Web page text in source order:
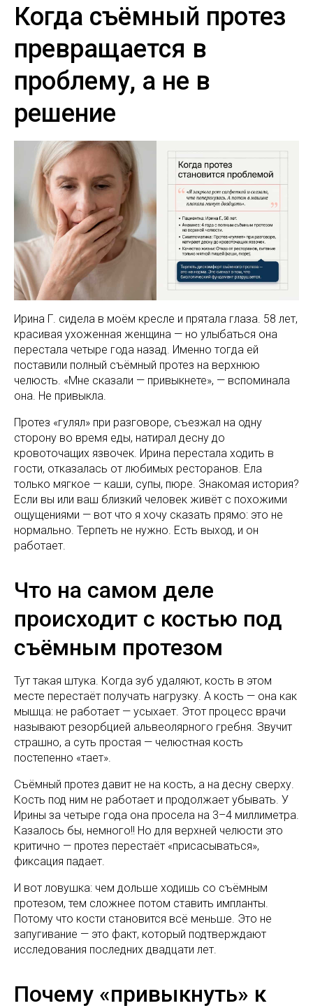
Когда съёмный протез
превращается в
проблему, а не в
решение
Ирина Г. сидела в моём кресле и прятала глаза. 58 лет,
красивая ухоженная женщина — но улыбаться она
перестала четыре года назад. Именно тогда ей
поставили полный съёмный протез на верхнюю
челюсть. «Мне сказали — привыкнете», — вспоминала
она. Не привыкла.
Протез «гулял» при разговоре, съезжал на одну
сторону во время еды, натирал десну до
кровоточащих язвочек. Ирина перестала ходить в
гости, отказалась от любимых ресторанов. Ела
только мягкое — каши, супы, пюре. Знакомая история?
Если вы или ваш близкий человек живёт с похожими
ощущениями — вот что я хочу сказать прямо: это не
нормально. Терпеть не нужно. Есть выход, и он
работает.
Что на самом деле
происходит с костью под
съёмным протезом
Тут такая штука. Когда зуб удаляют, кость в этом
месте перестаёт получать нагрузку. А кость — она как
мышца: не работает — усыхает. Этот процесс врачи
называют резорбцией альвеолярного гребня. Звучит
страшно, а суть простая — челюстная кость
постепенно «тает».
Съёмный протез давит не на кость, а на десну сверху.
Кость под ним не работает и продолжает убывать. У
Ирины за четыре года она просела на 3–4 миллиметра.
Казалось бы, немного!! Но для верхней челюсти это
критично — протез перестаёт «присасываться»,
фиксация падает.
И вот ловушка: чем дольше ходишь со съёмным
протезом, тем сложнее потом ставить импланты.
Потому что кости становится всё меньше. Это не
запугивание — это факт, который подтверждают
исследования последних двадцати лет.
Почему «привыкнуть» к